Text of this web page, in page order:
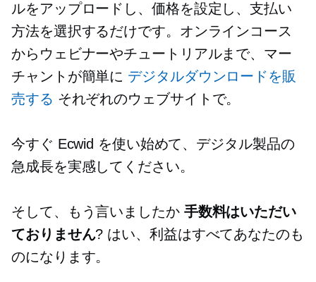
ルをアップロードし、価格を設定し、支払い
方法を選択するだけです。オンラインコース
からウェビナーやチュートリアルまで、マー
チャントが簡単に デジタルダウンロードを販
売する それぞれのウェブサイトで。
今すぐ Ecwid を使い始めて、デジタル製品の
急成長を実感してください。
そして、もう言いましたか 手数料はいただい
ておりません? はい、利益はすべてあなたのも
のになります。